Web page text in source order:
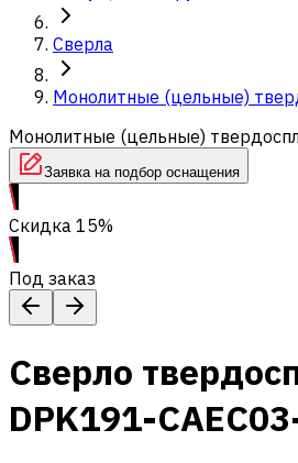
Сверла
Монолитные (цельные)
Монолитные (цельные)
Заявка на подбор оснащения
Скидка 15%
Под заказ
Сверло
DPK191-